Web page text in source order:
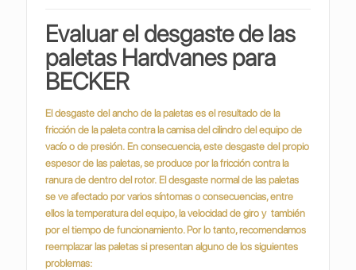
Evaluar el desgaste de las
paletas Hardvanes para
BECKER
El desgaste del ancho de la paletas es el resultado de la
fricción de la paleta contra la camisa del cilindro del equipo de
vacío o de presión. En consecuencia, este desgaste del propio
espesor de las paletas, se produce por la fricción contra la
ranura de dentro del rotor. El desgaste normal de las paletas
se ve afectado por varios síntomas o consecuencias, entre
ellos la temperatura del equipo, la velocidad de giro y también
por el tiempo de funcionamiento. Por lo tanto, recomendamos
reemplazar las paletas si presentan alguno de los siguientes
problemas: